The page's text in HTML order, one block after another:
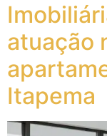
atuação
Itapema